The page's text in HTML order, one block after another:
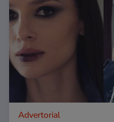
Advertorial